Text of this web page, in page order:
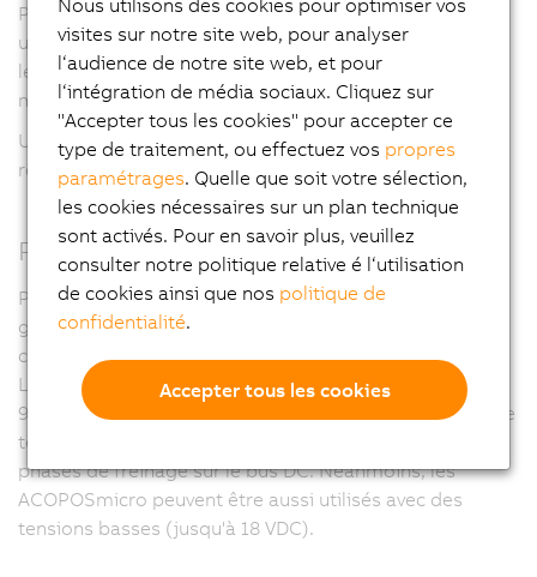
Pour les applications à axes multiples, ceci fait gagner
un espace précieux dans l'armoire électrique. En outre,
le câblage s'en trouve simplifié car un seul des deux
moteurs doit être raccordé au bus et à l'alimentation.
Une telle densité de puissance dans un espace aussi
réduit est peu commune.
Plages de tension nominale variables
Pour atteindre des valeurs de couple plus élevées à
grande vitesse, la première variante de tension a été
conçue pour une tension nominale d'au moins80 VDC
La résistance aux surtensions est assurée jusqu'à
95 VDC , ce qui permet de supporter les surélévations de
tension comme celles qui se produisent pendant les
phases de freinage sur le bus DC. Néanmoins, les
ACOPOSmicro peuvent être aussi utilisés avec des
tensions basses (jusqu'à 18 VDC).
visites sur notre site web, pour analyser
l‘audience de notre site web, et pour
l‘intégration de média sociaux. Cliquez sur
"Accepter tous les cookies" pour accepter ce
type de traitement, ou effectuez vos propres
paramétrages. Quelle que soit votre sélection,
les cookies nécessaires sur un plan technique
sont activés. Pour en savoir plus, veuillez
consulter notre politique relative é l‘utilisation
de cookies ainsi que nos politique de
confidentialité.
Accepter tous les cookies